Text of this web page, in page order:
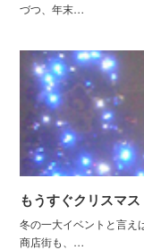
づつ、年末…
もうすぐクリスマス
冬の一大イベントと言え
商店街も、…